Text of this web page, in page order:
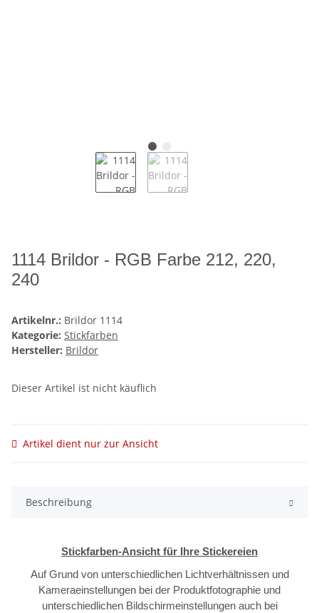
1114 Brildor - RGB Farbe 212, 220,
240
Artikelnr.: Brildor 1114
Kategorie: Stickfarben
Hersteller: Brildor
Dieser Artikel ist nicht käuflich
Artikel dient nur zur Ansicht
Beschreibung
Stickfarben-Ansicht für Ihre Stickereien
Auf Grund von unterschiedlichen Lichtverhältnissen und
Kameraeinstellungen bei der Produktfotographie und
unterschiedlichen Bildschirmeinstellungen auch bei